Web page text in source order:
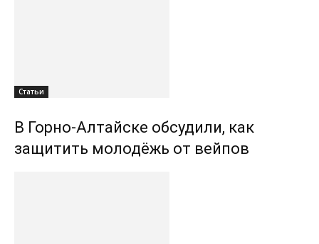
Статьи
В Горно-Алтайске обсудили, как
защитить молодёжь от вейпов